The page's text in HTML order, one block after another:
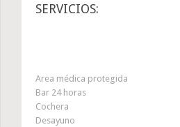
SERVICIOS:
Area médica protegida
Bar 24 horas
Cochera
Desayuno